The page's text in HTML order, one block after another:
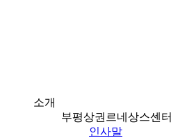
소개
부평상권르네상스센터
인사말